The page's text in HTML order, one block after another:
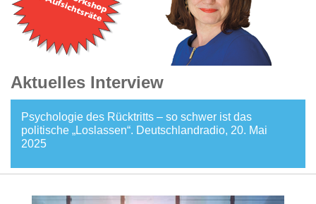
Aktuelles Interview
Psychologie des Rücktritts – so schwer ist das
politische „Loslassen“. Deutschlandradio, 20. Mai
2025